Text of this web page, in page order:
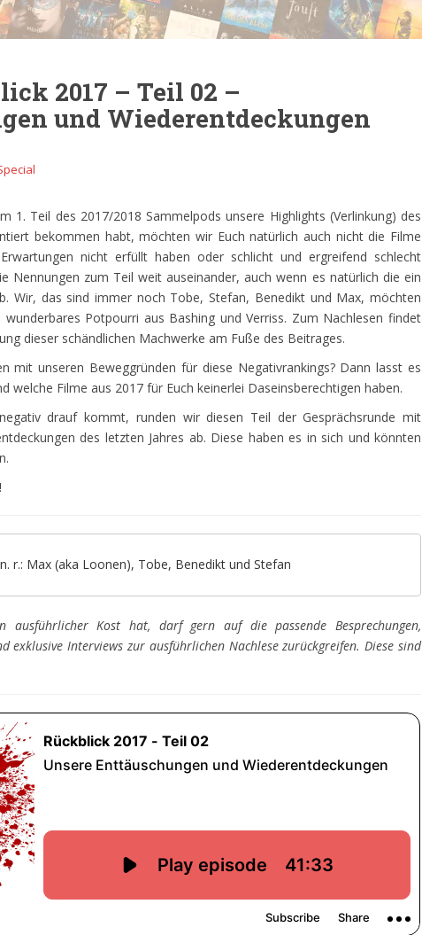
2017 – Teil 02 –
und Wiederentdeckungen
1. Teil des 2017/2018 Sammelpods unsere Highlights (Verlinkung) des
bekommen habt, möchten wir Euch natürlich auch nicht die Filme
nicht erfüllt haben oder schlicht und ergreifend schlecht
Nennungen zum Teil weit auseinander, auch wenn es natürlich die ein
Wir, das sind immer noch Tobe, Stefan, Benedikt und Max, möchten
Potpourri aus Bashing und Verriss. Zum Nachlesen findet
dieser schändlichen Machwerke am Fuße des Beitrages.
mit unseren Beweggründen für diese Negativrankings? Dann lasst es
welche Filme aus 2017 für Euch keinerlei Daseinsberechtigen haben.
drauf kommt, runden wir diesen Teil der Gesprächsrunde mit
des letzten Jahres ab. Diese haben es in sich und könnten
r.: Max (aka Loonen), Tobe, Benedikt und Stefan
ausführlicher Kost hat, darf gern auf die passende Besprechungen,
exklusive Interviews zur ausführlichen Nachlese zurückgreifen. Diese sind